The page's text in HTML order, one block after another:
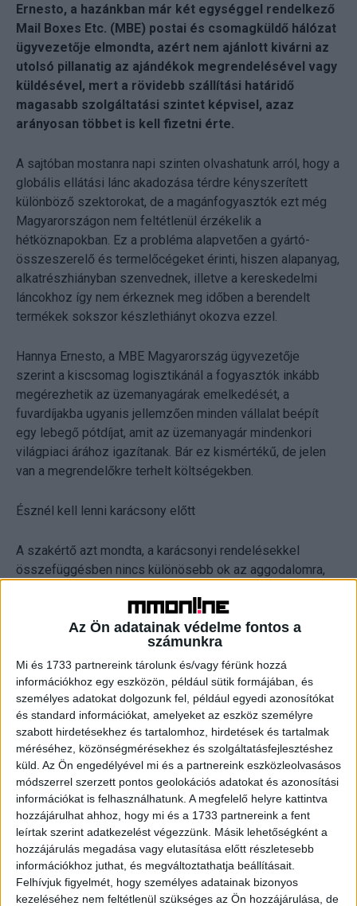
Az Ön adatainak védelme fontos a
számunkra
Mi és 1733 partnereink tárolunk és/vagy férünk hozzá
információkhoz egy eszközön, például sütik formájában, és
személyes adatokat dolgozunk fel, például egyedi azonosítókat
és standard információkat, amelyeket az eszköz személyre
szabott hirdetésekhez és tartalomhoz, hirdetések és tartalmak
méréséhez, közönségmérésekhez és szolgáltatásfejlesztéshez
küld. Az Ön engedélyével mi és a partnereink eszközleolvasásos
módszerrel szerzett pontos geolokációs adatokat és azonosítási
információkat is felhasználhatunk. A megfelelő helyre kattintva
hozzájárulhat ahhoz, hogy mi és a 1733 partnereink a fent
leírtak szerint adatkezelést végezzünk. Másik lehetőségként a
hozzájárulás megadása vagy elutasítása előtt részletesebb
információkhoz juthat, és megváltoztathatja beállításait.
Felhívjuk figyelmét, hogy személyes adatainak bizonyos
kezeléséhez nem feltétlenül szükséges az Ön hozzájárulása, de
Ernesto, a hazánkban már két egységgel rendelkező
Mail Boxes Etc. (MBE) postai és csomagküldő hálózat
ügyvezetője elmondta, azért nem ajánlott kivárni az
utolsó pillanatig az ajándékok megrendelésével vagy
küldésével, mert a rövidebb szállítási határidő
magasabb szolgáltatási szintet képvisel, azaz
arányosan többet is kell fizetni érte.
A sajtóban mostanra napi szinten olvashatunk arról, hogy a
globális ellátási lánc akadozása térdre kényszerített
különböző szektorokat, de a magánfogyasztók ezt még
Magyarországon nem feltétlenül érzékelik a
hétköznapokban. Ez a probléma alapvetően a gyártó-
összeszerelő és termelőcégeket érinti, hiszen alapanyag,
alkatrészhiányban szenvednek, illetve a kereskedelmi
láncokhoz így nem érkeznek meg időben a berendelt
termékek sokszor készlethiányt okozva ezzel.
Hannya Ernesto, a MBE Magyarország ügyvezetője
szerint a kiscsomag logisztikánál a fogyasztók inkább
megérezhetik az üzemanyagárak emelkedését, a
fuvardíjakba ugyanis jellemzően minden vállalat beépít
egy lebegő pótdíjat, amit az üzemanyagár mindenkori
világpiaci árához igazítanak. Bár ez kismértékű, de jelen
van a megrendelőkre terhelt költségekben.
Észnél kell lenni karácsony előtt
A szakértő azt mondta, a karácsonyi rendelésekkel
összefüggésben nincs különösebb ok az aggodalomra,
fejlődő területe a szegmensnek, amibe az elmúlt években
a szállítócégek komoly összegeket invesztáltak.
Hozzátette ugyanakkor, az év végi hajrában a kapacitások
a kereslet növekedése miatt nagyon beszűkülhetnek, amit
az emberek a pénztárcájukon is megérezhetnek.
„A kiskereskedelmi szállítmányozás szezonális, az év
utolsó három hónapjára koncentrálódik, itt történik meg a
csomagküldések túlnyomó többsége. Az ugyanakkor
egyáltalán nem mindegy, milyen hálózatot vesz igénybe a
megbízó. Mint minden más szolgáltatói területen, úgy a
szállítmányozásban is más-más ár- és szolgáltatási
szintet nyújtanak a cégek, aminek komoly hozzáadott
értéke is tud lenni” – magyarázta.
Hannya Ernesto szerint a magyarok alapvetően